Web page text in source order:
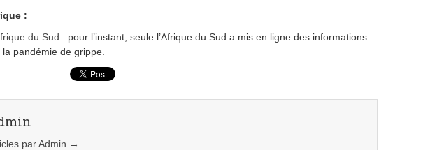
:
du Sud : pour l’instant, seule l’Afrique du Sud a mis en ligne des informations
la pandémie de grippe.
par Admin →